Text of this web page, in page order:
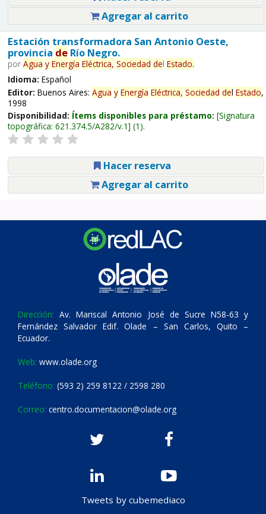
Agregar al carrito
Estación transformadora San Antonio Oeste,
provincia deRío Negro.
por Agua y Energía Eléctrica, Sociedad del Estado.
Idioma: Español
Editor: Buenos Aires: Agua y Energía Eléctrica, Sociedad del Estado,
1998
Disponibilidad: Ítems disponibles para préstamo: Signatura
topográfica: 621.374.5/A282/v.1 (1).
Hacer reserva
Agregar al carrito
Dirección: Av. Mariscal Antonio José de Sucre N58-63 y
Fernández Salvador Edif. Olade – San Carlos, Quito –
Ecuador.
Web: www.olade.org
Teléfono: (593 2) 259 8122 / 2598 280
Correo: centro.documentacion@olade.org
Tweets by cubemediaco